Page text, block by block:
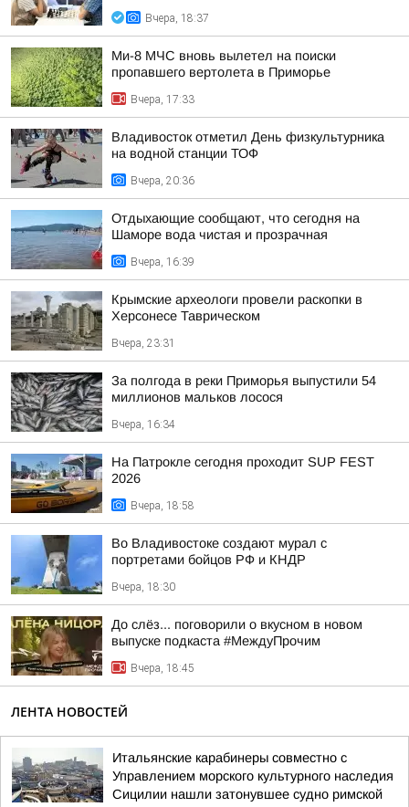
Вчера, 18:37
Ми-8 МЧС вновь вылетел на поиски
пропавшего вертолета в Приморье
Вчера, 17:33
Владивосток отметил День физкультурника
на водной станции ТОФ
Вчера, 20:36
Отдыхающие сообщают, что сегодня на
Шаморе вода чистая и прозрачная
Вчера, 16:39
Крымские археологи провели раскопки в
Херсонесе Таврическом
Вчера, 23:31
За полгода в реки Приморья выпустили 54
миллионов мальков лосося
Вчера, 16:34
На Патрокле сегодня проходит SUP FEST
2026
Вчера, 18:58
Во Владивостоке создают мурал с
портретами бойцов РФ и КНДР
Вчера, 18:30
До слёз... поговорили о вкусном в новом
выпуске подкаста #МеждуПрочим
Вчера, 18:45
ЛЕНТА НОВОСТЕЙ
Итальянские карабинеры совместно с
Управлением морского культурного наследия
Сицилии нашли затонувшее судно римской